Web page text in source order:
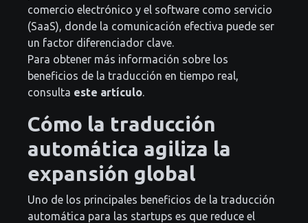
comercio electrónico y el software como servicio
(SaaS), donde la comunicación efectiva puede ser
un factor diferenciador clave.
Para obtener más información sobre los
beneficios de la traducción en tiempo real,
consulta este artículo
Cómo la traducción
automática agiliza la
expansión global
Uno de los principales beneficios de la traducción
automática para las startups es que reduce el